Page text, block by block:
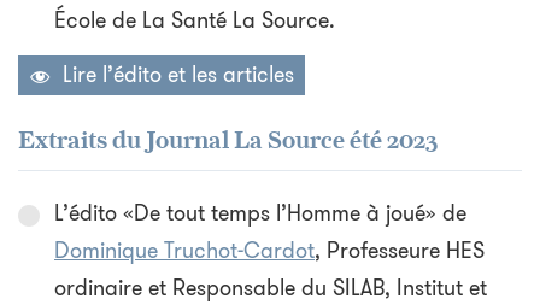
École de La Santé La Source.
Lire l’édito et les articles
Extraits du Journal La Source été 2023
L’édito «De tout temps l’Homme à joué» de
Dominique Truchot-Cardot, Professeure HES
ordinaire et Responsable du SILAB, Institut et